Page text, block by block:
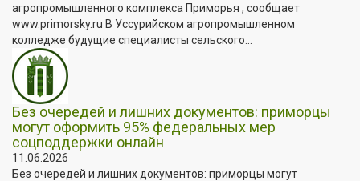
агропромышленного комплекса Приморья , сообщает
www.primorsky.ru В Уссурийском агропромышленном
колледже будущие специалисты сельского...
Без очередей и лишних документов: приморцы
могут оформить 95% федеральных мер
соцподдержки онлайн
11.06.2026
Без очередей и лишних документов: приморцы могут